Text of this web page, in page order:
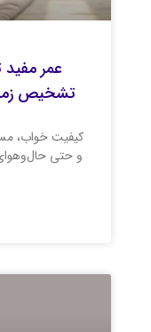
عمر
تشخیص
کیفیت خواب،
و حتی